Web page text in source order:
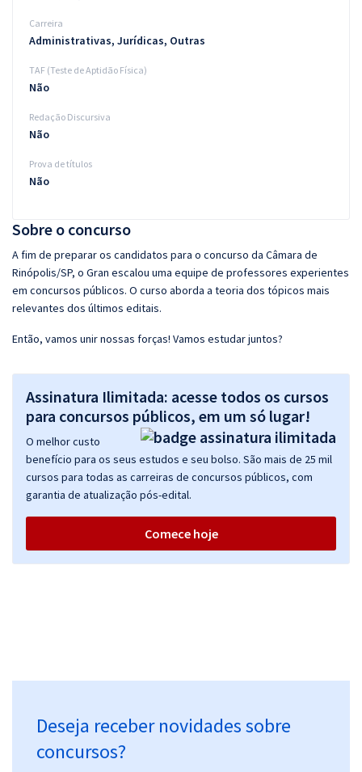
Sobre o concurso
A fim de preparar os candidatos para o concurso da Câmara de
Rinópolis/SP, o Gran escalou uma equipe de professores experientes
em concursos públicos. O curso aborda a teoria dos tópicos mais
relevantes dos últimos editais.
Então, vamos unir nossas forças! Vamos estudar juntos?
Assinatura Ilimitada: acesse todos os cursos
para concursos públicos, em um só lugar!
O melhor custo
benefício para os seus estudos e seu bolso. São mais de 25 mil
cursos para todas as carreiras de concursos públicos, com
garantia de atualização pós-edital.
Comece hoje
Deseja receber novidades sobre
concursos?
Carreira
Administrativas, Jurídicas, Outras
TAF (Teste de Aptidão Física)
Não
Redação Discursiva
Não
Prova de títulos
Não